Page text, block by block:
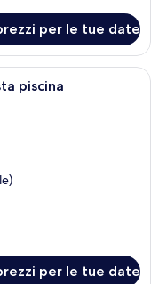
per le tue date
1 camera da letto,
piscina
per le tue date